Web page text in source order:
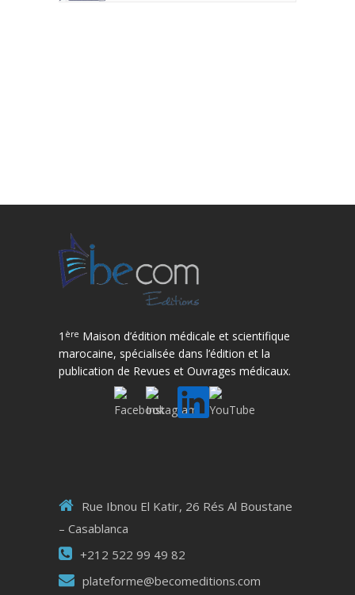
1 ère Maison d’édition médicale et scientifique
marocaine, spécialisée dans l’édition et la
publication de Revues et Ouvrages médicaux.
Rue Ibnou El Katir, 26 Rés Al Boustane
– Casablanca
+212 522 99 49 82
plateforme@becomeditions.com